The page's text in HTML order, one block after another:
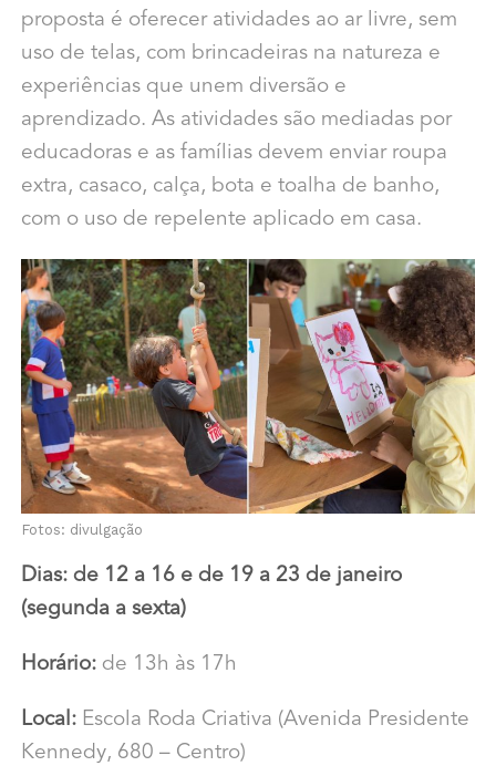
proposta é oferecer atividades ao ar livre, sem
uso de telas, com brincadeiras na natureza e
experiências que unem diversão e
aprendizado. As atividades são mediadas por
educadoras e as famílias devem enviar roupa
extra, casaco, calça, bota e toalha de banho,
com o uso de repelente aplicado em casa.
Fotos: divulgação
Dias: de 12 a 16 e de 19 a 23 de janeiro
(segunda a sexta)
Horário:de 13h às 17h
Local:Escola Roda Criativa (Avenida Presidente
Kennedy, 680 – Centro)